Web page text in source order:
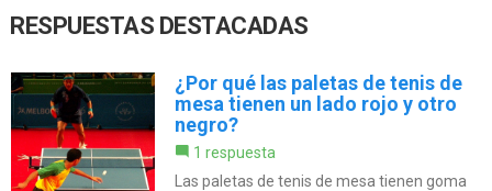
RESPUESTAS DESTACADAS
¿Por qué las paletas de tenis de
mesa tienen un lado rojo y otro
negro?
1 respuesta
Las paletas de tenis de mesa tienen goma